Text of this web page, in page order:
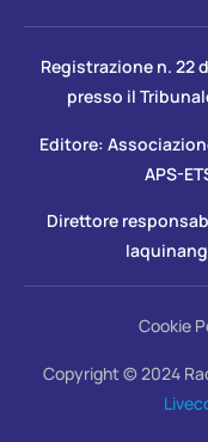
Registrazione n. 22
presso il
Editore:
APS-
Direttore
Copyright © 2024
Cookie